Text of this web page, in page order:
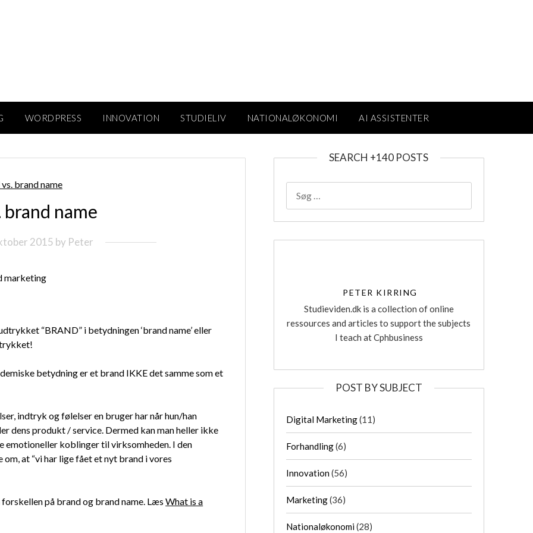
WORDPRESS INNOVATION STUDIELIV NATIONALØKONOMI AI ASSISTENTER
brand name
2015 by Peter
“BRAND” i betydningen ‘brand name’ eller
betydning er et brand IKKE det samme som et
indtryk og følelser en bruger har når hun/han
dens produkt / service. Dermed kan man heller ikke
emotioneller koblinger til virksomheden. I den
at “vi har lige fået et nyt brand i vores
forskellen på brand og brand name. LæsWhat is a
SEARCH +140 POSTS
EFTER:
PETER KIRRING
Studieviden.dk is a collection of online
ressources and articles to support the subjects
I teach at Cphbusiness
POST BY SUBJECT
Digital Marketing(11)
Forhandling(6)
Innovation(56)
Marketing(36)
Nationaløkonomi(28)